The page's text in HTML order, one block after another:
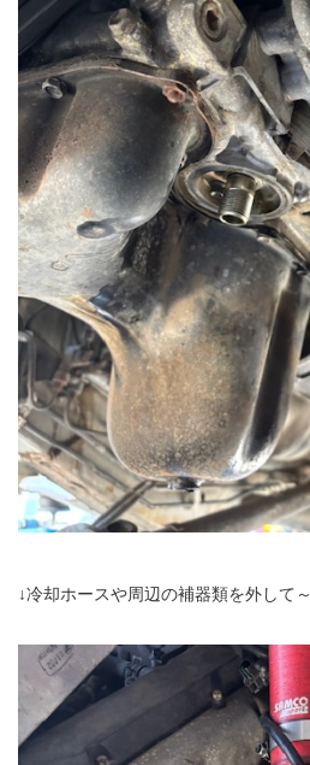
↓冷却ホースや周辺の補器類を外して～